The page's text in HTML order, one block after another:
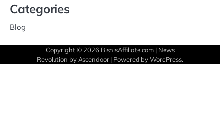
Categories
Blog
Copyright © 2026 BisnisAffiliate.com| News
Revolution by Ascendoor | Powered byWordPress.